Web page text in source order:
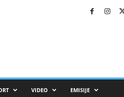
VIDEO EMISIJE